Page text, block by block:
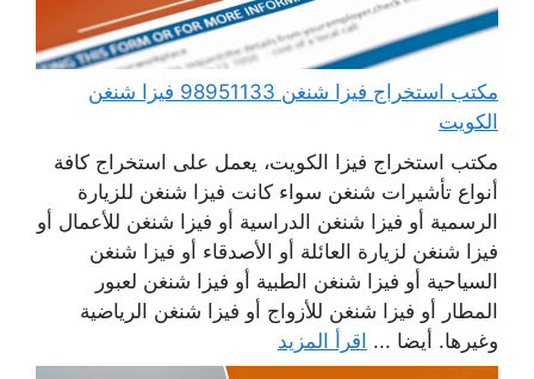
مكتب استخراج فيزا شنغن 98951133 فيزا شنغن
الكويت
مكتب استخراج فيزا الكويت، يعمل على استخراج كافة
أنواع تأشيرات شنغن سواء كانت فيزا شنغن للزيارة
الرسمية أو فيزا شنغن الدراسية أو فيزا شنغن للأعمال أو
فيزا شنغن لزيارة العائلة أو الأصدقاء أو فيزا شنغن
السياحية أو فيزا شنغن الطبية أو فيزا شنغن لعبور
المطار أو فيزا شنغن للأزواج أو فيزا شنغن الرياضية
وغيرها. أيضا ... اقرأ المزيد